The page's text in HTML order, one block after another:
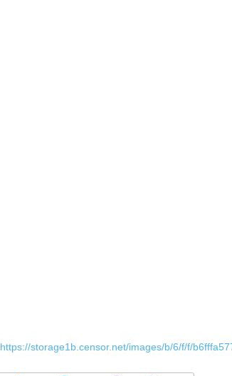
https://storage1b.censor.net/images/b/6/f/f/